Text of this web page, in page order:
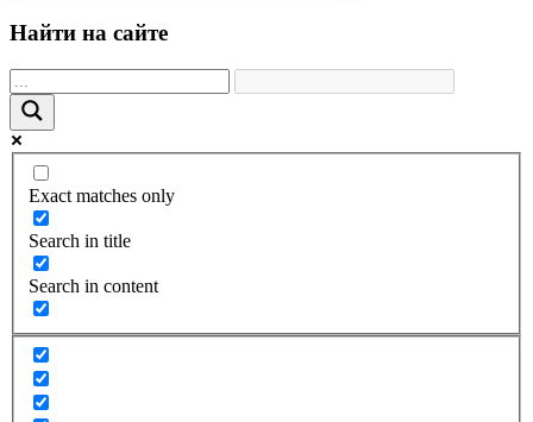
Найти на сайте
Exact matches only
Search in title
Search in content